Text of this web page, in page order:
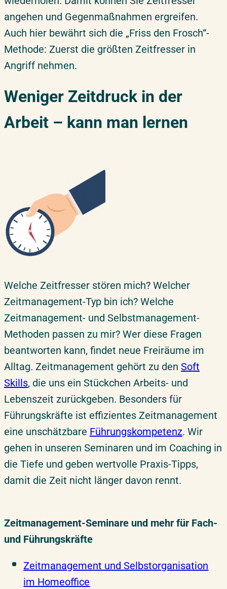
angehen und Gegenmaßnahmen ergreifen.
Auch hier bewährt sich die „Friss den Frosch“-
Methode: Zuerst die größten Zeitfresser in
Angriff nehmen.
Weniger Zeitdruck in der
Arbeit – kann man lernen
Welche Zeitfresser stören mich? Welcher
Zeitmanagement-Typ bin ich? Welche
Zeitmanagement- und Selbstmanagement-
Methoden passen zu mir? Wer diese Fragen
beantworten kann, findet neue Freiräume im
Alltag. Zeitmanagement gehört zu den Soft
Skills, die uns ein Stückchen Arbeits- und
Lebenszeit zurückgeben. Besonders für
Führungskräfte ist effizientes Zeitmanagement
eine unschätzbare Führungskompetenz. Wir
gehen in unseren Seminaren und im Coaching in
die Tiefe und geben wertvolle Praxis-Tipps,
damit die Zeit nicht länger davon rennt.
Zeitmanagement-Seminare und mehr für Fach-
und Führungskräfte
Zeitmanagement und Selbstorganisation
im Homeoffice